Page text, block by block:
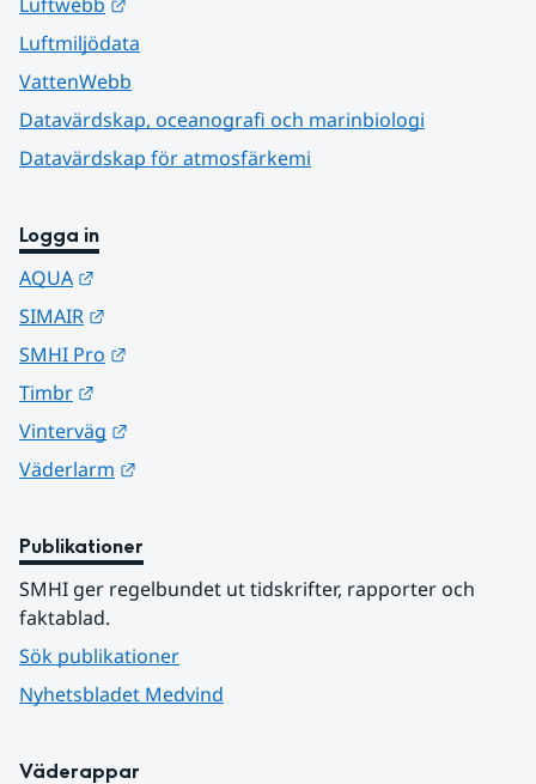
Luftmiljödata
VattenWebb
Datavärdskap, oceanografi och marinbiologi
Datavärdskap för atmosfärkemi
Logga in
AQUA
SIMAIR
SMHI Pro
Timbr
Vinterväg
Väderlarm
Publikationer
SMHI ger regelbundet ut tidskrifter, rapporter och
faktablad.
Sök publikationer
Nyhetsbladet Medvind
Väderappar